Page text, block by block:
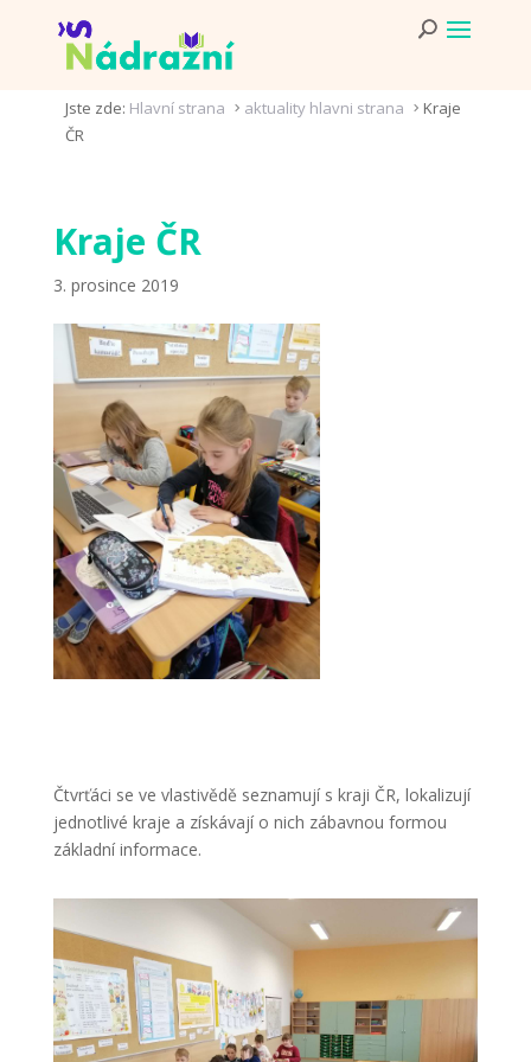
Jste zde: Hlavní strana 5 aktuality hlavni strana 5 Kraje
ČR
Kraje ČR
3. prosince 2019
Čtvrťáci se ve vlastivědě seznamují s kraji ČR, lokalizují
jednotlivé kraje a získávají o nich zábavnou formou
základní informace.